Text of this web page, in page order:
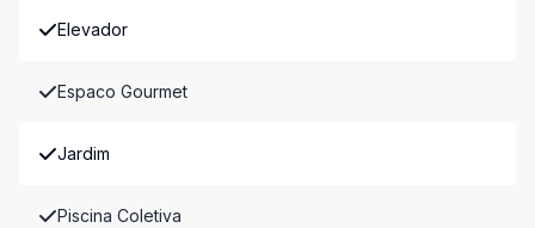
Elevador
Espaco Gourmet
Jardim
Piscina Coletiva